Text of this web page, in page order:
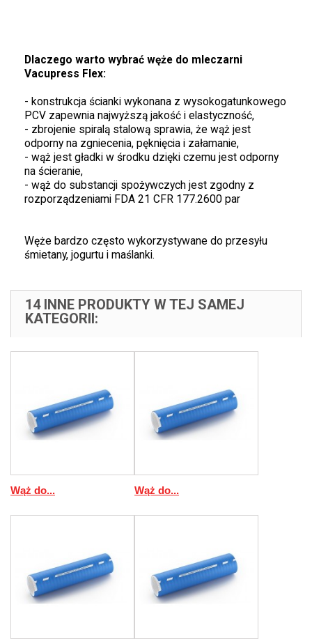
Dlaczego warto wybrać węże do mleczarni
Vacupress Flex:
- konstrukcja ścianki wykonana z wysokogatunkowego
PCV zapewnia najwyższą jakość i elastyczność,
- zbrojenie spiralą stalową sprawia, że wąż jest
odporny na zgniecenia, pęknięcia i załamanie,
- wąż jest gładki w środku dzięki czemu jest odporny
na ścieranie,
- wąż do substancji spożywczych jest zgodny z
rozporządzeniami FDA 21 CFR 177.2600 par
Węże bardzo często wykorzystywane do przesyłu
śmietany, jogurtu i maślanki.
14 INNE PRODUKTY W TEJ SAMEJ
KATEGORII:
Wąż do... Wąż do...